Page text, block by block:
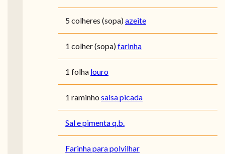
5 colheres (sopa)azeite
1 colher (sopa)farinha
1 folha louro
1 raminho salsa picada
Sal e pimenta q.b.
Farinha para polvilhar